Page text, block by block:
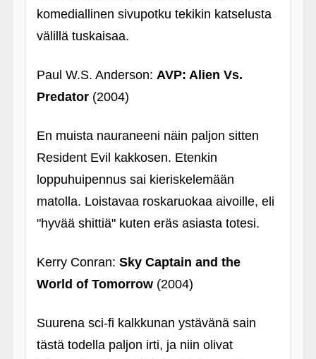
komediallinen sivupotku tekikin katselusta
välillä tuskaisaa.
Paul W.S. Anderson: AVP: Alien Vs.
Predator(2004)
En muista nauraneeni näin paljon sitten
Resident Evil kakkosen. Etenkin
loppuhuipennus sai kieriskelemään
matolla. Loistavaa roskaruokaa aivoille, eli
"hyvää shittiä" kuten eräs asiasta totesi.
Kerry Conran: Sky Captain and the
World of Tomorrow(2004)
Suurena sci-fi kalkkunan ystävänä sain
tästä todella paljon irti, ja niin olivat